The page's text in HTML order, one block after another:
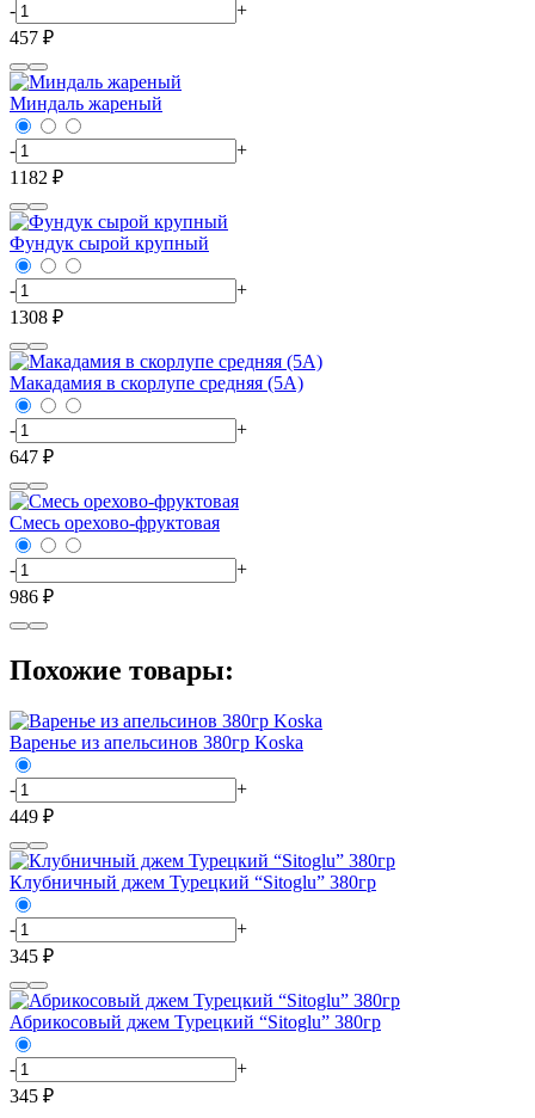
-
+
457 ₽
Миндаль жареный
-
+
1182 ₽
Фундук сырой крупный
-
+
1308 ₽
Макадамия в скорлупе средняя (5А)
-
+
647 ₽
Смесь орехово-фруктовая
-
+
986 ₽
Похожие товары:
Варенье из апельсинов 380гр Koska
-
+
449 ₽
Клубничный джем Турецкий “Sitoglu” 380гр
-
+
345 ₽
Абрикосовый джем Турецкий “Sitoglu” 380гр
-
+
345 ₽